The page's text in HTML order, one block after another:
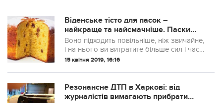
Віденське тісто для пасок –
найкраще та найсмачніше. Паски
довго не черствіють
Воно підходить повільніше, ніж звичайне,
і на нього ви витратите більше сил і часу.
Зате паски виходять дуже смачними і
15 квітня 2019, 16:16
Резонансне ДТП в Харкові: від
журналістів вимагають прибрати